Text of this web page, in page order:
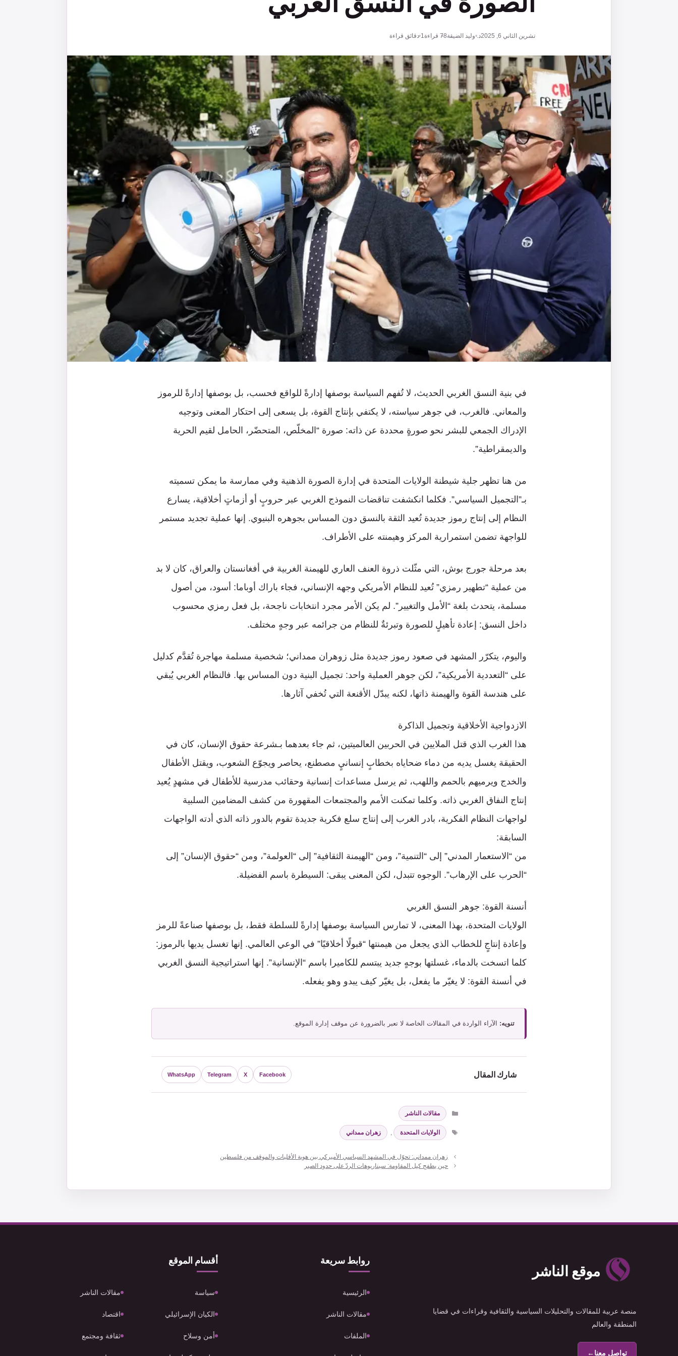
تشرين الثاني 6, 2025 د. وليد الضيقة78 قراءة1 دقائق قراءة
في بنية النسق الغربي الحديث، لا تُفهم السياسة بوصفها إدارةً للواقع فحسب، بل بوصفها إدارةً للرموز
والمعاني. فالغرب، في جوهر سياسته، لا يكتفي بإنتاج القوة، بل يسعى إلى احتكار المعنى وتوجيه
الإدراك الجمعي للبشر نحو صورةٍ محددة عن ذاته: صورة “المخلّص، المتحضّر، الحامل لقيم الحرية
والديمقراطية”.
من هنا تظهر جلية شيطنة الولايات المتحدة في إدارة الصورة الذهنية وفي ممارسة ما يمكن تسميته
بـ”التجميل السياسي”. فكلما انكشفت تناقضات النموذج الغربي عبر حروبٍ أو أزماتٍ أخلاقية، يسارع
النظام إلى إنتاج رموز جديدة تُعيد الثقة بالنسق دون المساس بجوهره البنيوي. إنها عملية تجديد مستمر
للواجهة تضمن استمرارية المركز وهيمنته على الأطراف.
بعد مرحلة جورج بوش، التي مثّلت ذروة العنف العاري للهيمنة الغربية في أفغانستان والعراق، كان لا بد
من عملية “تطهير رمزي” تُعيد للنظام الأمريكي وجهه الإنساني، فجاء باراك أوباما: أسود، من أصول
مسلمة، يتحدث بلغة “الأمل والتغيير”. لم يكن الأمر مجرد انتخابات ناجحة، بل فعل رمزي محسوب
داخل النسق: إعادة تأهيلٍ للصورة وتبرئةٌ للنظام من جرائمه عبر وجهٍ مختلف.
واليوم، يتكرّر المشهد في صعود رموز جديدة مثل زوهران ممداني؛ شخصية مسلمة مهاجرة تُقدَّم كدليل
على “التعددية الأمريكية”، لكن جوهر العملية واحد: تجميل البنية دون المساس بها. فالنظام الغربي يُبقي
على هندسة القوة والهيمنة ذاتها، لكنه يبدّل الأقنعة التي تُخفي آثارها.
الازدواجية الأخلاقية وتجميل الذاكرة
هذا الغرب الذي قتل الملايين في الحربين العالميتين، ثم جاء بعدهما بـشرعة حقوق الإنسان، كان في
الحقيقة يغسل يديه من دماء ضحاياه بخطابٍ إنسانيٍ مصطنع، يحاصر ويجوّع الشعوب، ويقتل الأطفال
والخدج ويرميهم بالحمم واللهب، ثم يرسل مساعدات إنسانية وحقائب مدرسية للأطفال في مشهدٍ يُعيد
إنتاج النفاق الغربي ذاته. وكلما تمكنت الأمم والمجتمعات المقهورة من كشف المضامين السلبية
لواجهات النظام الفكرية، بادر الغرب إلى إنتاج سلع فكرية جديدة تقوم بالدور ذاته الذي أدته الواجهات
السابقة:
من “الاستعمار المدني” إلى “التنمية”، ومن “الهيمنة الثقافية” إلى “العولمة”، ومن “حقوق الإنسان” إلى
“الحرب على الإرهاب”. الوجوه تتبدل، لكن المعنى يبقى: السيطرة باسم الفضيلة.
أنسنة القوة: جوهر النسق الغربي
الولايات المتحدة، بهذا المعنى، لا تمارس السياسة بوصفها إدارةً للسلطة فقط، بل بوصفها صناعةً للرمز
وإعادة إنتاجٍ للخطاب الذي يجعل من هيمنتها “قبولًا أخلاقيًا” في الوعي العالمي. إنها تغسل يديها بالرموز:
كلما اتسخت بالدماء، غسلتها بوجهٍ جديد يبتسم للكاميرا باسم “الإنسانية”. إنها استراتيجية النسق الغربي
في أنسنة القوة: لا يغيّر ما يفعل، بل يغيّر كيف يبدو وهو يفعله.
تنويه: الآراء الواردة في المقالات الخاصة لا تعبر بالضرورة عن موقف إدارة الموقع.
شارك المقال Facebook
X
Telegram
WhatsApp
التصنيفات
مقالات الناشر
الوسوم
الولايات المتحدة , زهران ممداني
زهران ممداني: تحوّل في المشهد السياسي الأميركي بين هوية الأقليات والموقف من فلسطين
حين يطفح كيل المقاومة: سيناريوهات الردّ على حدود الصبر
موقع الناشر
منصة عربية للمقالات والتحليلات السياسية والثقافية وقراءات في قضايا
المنطقة والعالم
تواصل معنا←
روابط سريعة
الرئيسية
مقالات الناشر
الملفات
أقسام الموقع
سياسة مقالات الناشر
الكيان الإسرائيلي اقتصاد
أمن وسلاح ثقافة ومجتمع